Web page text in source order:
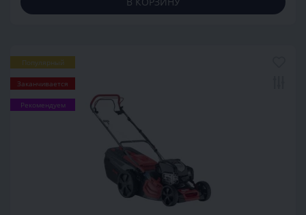
Популярный
Заканчивается
Рекомендуем